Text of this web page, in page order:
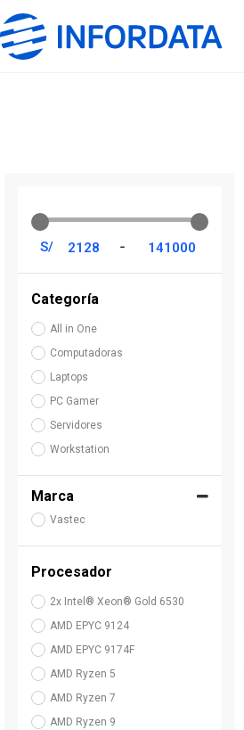
S/ -
Categoría
All in One
Computadoras
Laptops
PC Gamer
Servidores
Workstation
Marca
Vastec
Procesador
2x Intel® Xeon® Gold 6530
AMD EPYC 9124
AMD EPYC 9174F
AMD Ryzen 5
AMD Ryzen 7
AMD Ryzen 9